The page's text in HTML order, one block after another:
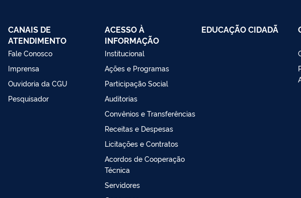
CANAIS DE
ATENDIMENTO
Fale Conosco
Imprensa
Ouvidoria da CGU
Pesquisador
ACESSO À
INFORMAÇÃO
Institucional
Ações e Programas
Participação Social
Auditorias
Convênios e Transferências
Receitas e Despesas
Licitações e Contratos
Acordos de Cooperação
Técnica
Servidores
EDUCAÇÃO CIDADÃ